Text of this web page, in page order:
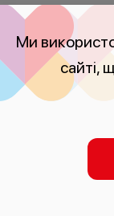
Ми
сайті,